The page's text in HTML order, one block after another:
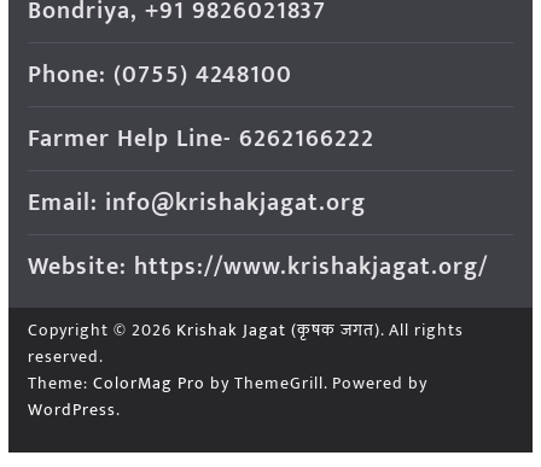
Bondriya, +91 9826021837
Phone: (0755) 4248100
Farmer Help Line- 6262166222
Email: info@krishakjagat.org
Website: https://www.krishakjagat.org/
Copyright © 2026 Krishak Jagat (कृषक जगत). All rights
reserved.
Theme: ColorMag Pro by ThemeGrill. Powered by
WordPress.